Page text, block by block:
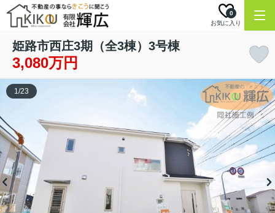
お気に入り
0
姫路市西庄3期（全3棟）3号棟
3,080万円
1/23